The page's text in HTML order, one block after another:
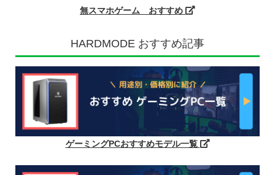
無スマホゲーム おすすめ
HARDMODE おすすめ記事
ゲーミングPCおすすめモデル一覧